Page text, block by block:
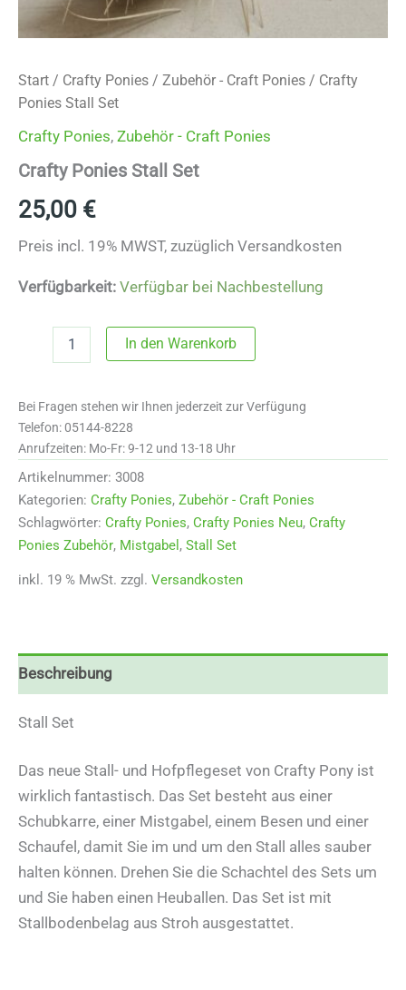
Start / Crafty Ponies / Zubehör - Craft Ponies / Crafty
Ponies Stall Set
Crafty Ponies, Zubehör - Craft Ponies
Crafty Ponies Stall Set
25,00 €
Preis incl. 19% MWST, zuzüglich Versandkosten
Verfügbarkeit: Verfügbar bei Nachbestellung
Menge
In den Warenkorb
Bei Fragen stehen wir Ihnen jederzeit zur Verfügung
Telefon: 05144-8228
Anrufzeiten: Mo-Fr: 9-12 und 13-18 Uhr
Artikelnummer: 3008
Kategorien: Crafty Ponies, Zubehör - Craft Ponies
Schlagwörter: Crafty Ponies, Crafty Ponies Neu, Crafty
Ponies Zubehör, Mistgabel , Stall Set
inkl. 19 % MwSt. zzgl. Versandkosten
Beschreibung
Stall Set
Das neue Stall- und Hofpflegeset von Crafty Pony ist
wirklich fantastisch. Das Set besteht aus einer
Schubkarre, einer Mistgabel, einem Besen und einer
Schaufel, damit Sie im und um den Stall alles sauber
halten können. Drehen Sie die Schachtel des Sets um
und Sie haben einen Heuballen. Das Set ist mit
Stallbodenbelag aus Stroh ausgestattet.